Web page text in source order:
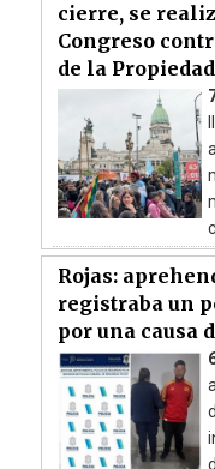
cierre, se
Congreso
de la
Rojas:
registraba un
por una causa